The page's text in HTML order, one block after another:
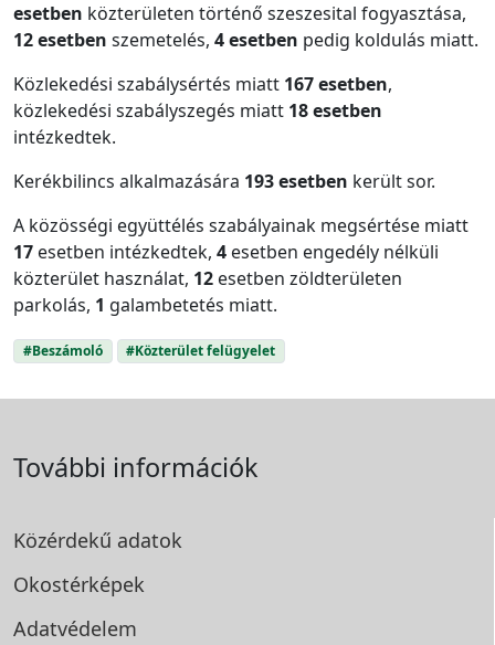
esetben közterületen történő szeszesital fogyasztása,
12 esetben szemetelés, 4 esetben pedig koldulás miatt.
Közlekedési szabálysértés miatt 167 esetben,
közlekedési szabályszegés miatt 18 esetben
intézkedtek.
Kerékbilincs alkalmazására 193 esetben került sor.
A közösségi együttélés szabályainak megsértése miatt
17 esetben intézkedtek, 4 esetben engedély nélküli
közterület használat, 12 esetben zöldterületen
parkolás, 1 galambetetés miatt.
#Beszámoló #Közterület felügyelet
További információk
Közérdekű adatok
Okostérképek
Adatvédelem